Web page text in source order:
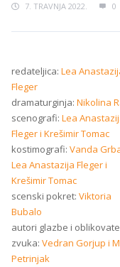
7. TRAVNJA 2022. 0
redateljica: Lea
Fleger
dramaturginja: Nikolina
scenografi: Lea
Fleger i Krešimir Tomac
kostimografi: Vanda
Lea Anastazija Flegeri
Krešimir Tomac
scenski pokret: Viktoria
Bubalo
autori glazbe i
zvuka: Vedran Gorjup i
Petrinjak